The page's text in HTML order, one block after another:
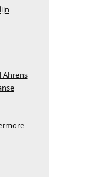
Ahrens